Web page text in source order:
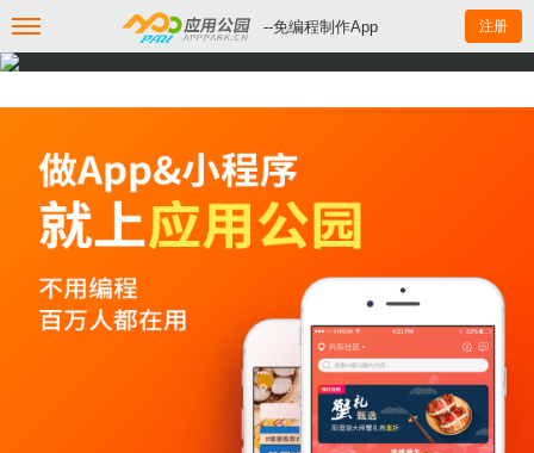
--免编程制作App 注册